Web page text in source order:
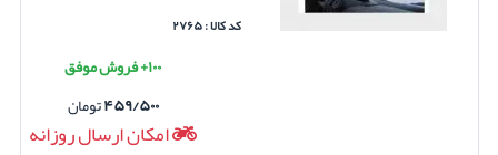
کد کالا : ۲۷۶۵
۱۰۰+ فروش موفق
۴۵۹/۵۰۰تومان
امکان ارسال روزانه